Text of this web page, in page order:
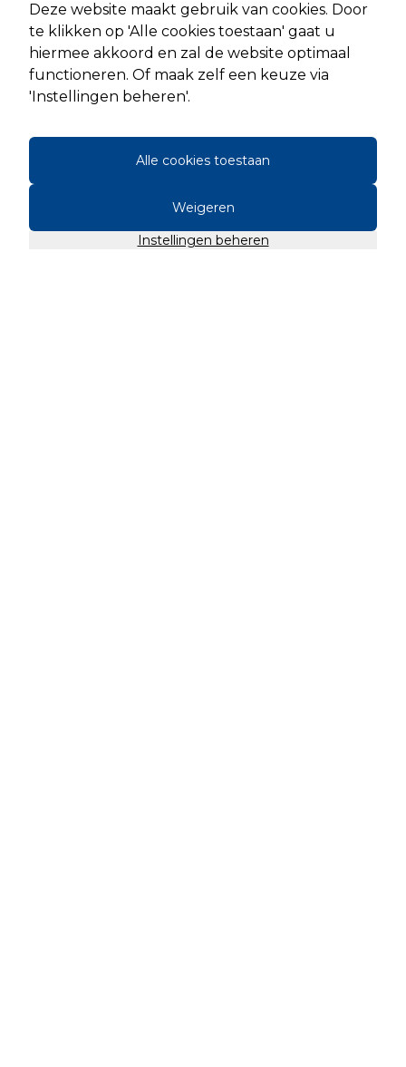
Deze website maakt gebruik van cookies. Door
te klikken op 'Alle cookies toestaan' gaat u
hiermee akkoord en zal de website optimaal
functioneren. Of maak zelf een keuze via
'Instellingen beheren'.
Alle cookies toestaan
Weigeren
Instellingen beheren